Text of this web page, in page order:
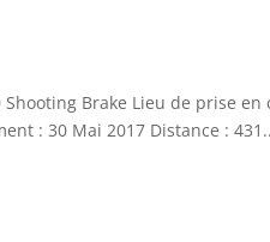
Brake Lieu de prise
: 30 Mai 2017 Distance :